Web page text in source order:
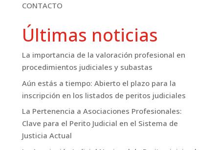
CONTACTO
Últimas noticias
La importancia de la valoración profesional en
procedimientos judiciales y subastas
Aún estás a tiempo: Abierto el plazo para la
inscripción en los listados de peritos judiciales
La Pertenencia a Asociaciones Profesionales:
Clave para el Perito Judicial en el Sistema de
Justicia Actual